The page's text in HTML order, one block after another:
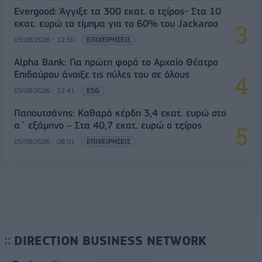
Evergood: Άγγιξε τα 300 εκατ. ο τζίρος- Στα 10
εκατ. ευρώ το τίμημα για το 60% του Jackaroo
05/08/2026 - 12:50 ΕΠΙΧΕΙΡΗΣΕΙΣ
Alpha Bank: Για πρώτη φορά το Αρχαίο Θέατρο
Επιδαύρου άνοιξε τις πύλες του σε όλους
05/08/2026 - 12:41 ESG
Παπουτσάνης: Καθαρά κέρδη 3,4 εκατ. ευρώ στο
α΄ εξάμηνο – Στα 40,7 εκατ. ευρώ ο τζίρος
05/08/2026 - 08:01 ΕΠΙΧΕΙΡΗΣΕΙΣ
DIRECTION BUSINESS NETWORK